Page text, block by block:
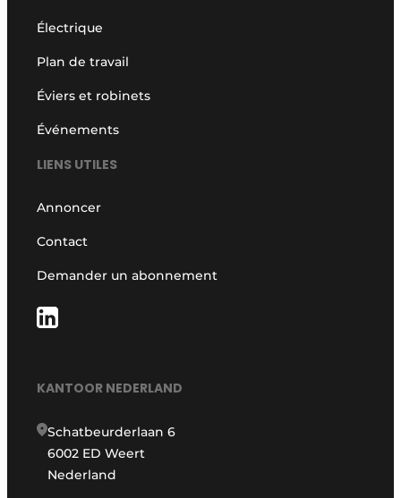
Électrique
Plan de travail
Éviers et robinets
Événements
LIENS UTILES
Annoncer
Contact
Demander un abonnement
KANTOOR NEDERLAND
Schatbeurderlaan 6
6002 ED Weert
Nederland